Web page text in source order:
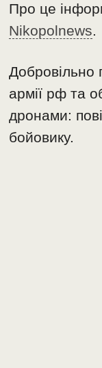
Про це
Nikopolnews.
Добровільно
армії рф та
дронами:
бойовику.